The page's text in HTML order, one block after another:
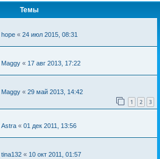
Темы
hope « 24 июл 2015, 08:31
Maggy « 17 авг 2013, 17:22
Maggy « 29 май 2013, 14:42
1 2 3
Astra « 01 дек 2011, 13:56
tina132 « 10 окт 2011, 01:57